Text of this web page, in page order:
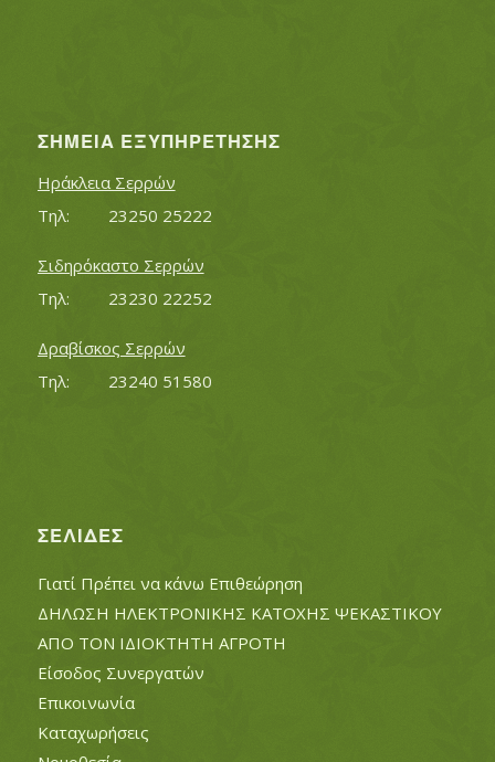
ΣΗΜΕΊΑ ΕΞΥΠΗΡΈΤΗΣΗΣ
Ηράκλεια Σερρών
Τηλ:		23250 25222
Σιδηρόκαστο Σερρών
Τηλ:		23230 22252
Δραβίσκος Σερρών
Τηλ:		23240 51580
ΣΕΛΊΔΕΣ
Γιατί Πρέπει να κάνω Επιθεώρηση
ΔΗΛΩΣΗ ΗΛΕΚΤΡΟΝΙΚΗΣ ΚΑΤΟΧΗΣ ΨΕΚΑΣΤΙΚΟΥ
ΑΠΟ ΤΟΝ ΙΔΙΟΚΤΗΤΗ ΑΓΡΟΤΗ
Είσοδος Συνεργατών
Επικοινωνία
Καταχωρήσεις